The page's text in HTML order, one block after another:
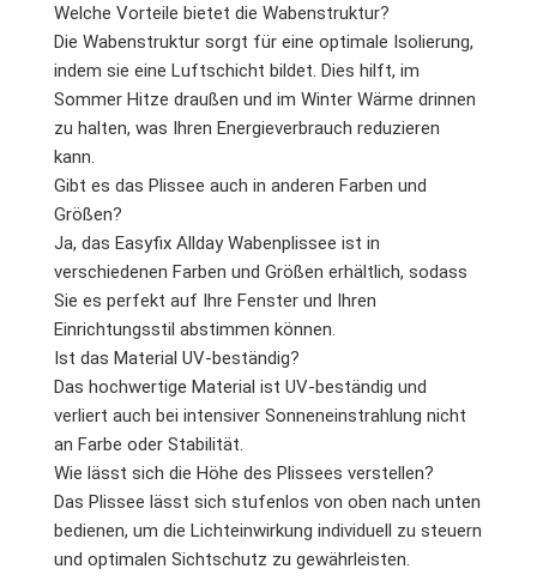
Welche Vorteile bietet die Wabenstruktur?
Die Wabenstruktur sorgt für eine optimale Isolierung,
indem sie eine Luftschicht bildet. Dies hilft, im
Sommer Hitze draußen und im Winter Wärme drinnen
zu halten, was Ihren Energieverbrauch reduzieren
kann.
Gibt es das Plissee auch in anderen Farben und
Größen?
Ja, das Easyfix Allday Wabenplissee ist in
verschiedenen Farben und Größen erhältlich, sodass
Sie es perfekt auf Ihre Fenster und Ihren
Einrichtungsstil abstimmen können.
Ist das Material UV-beständig?
Das hochwertige Material ist UV-beständig und
verliert auch bei intensiver Sonneneinstrahlung nicht
an Farbe oder Stabilität.
Wie lässt sich die Höhe des Plissees verstellen?
Das Plissee lässt sich stufenlos von oben nach unten
bedienen, um die Lichteinwirkung individuell zu steuern
und optimalen Sichtschutz zu gewährleisten.